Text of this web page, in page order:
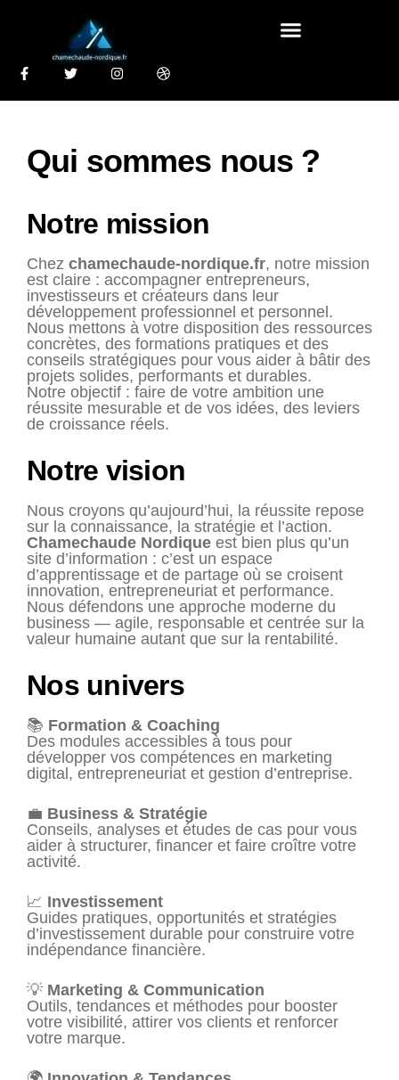
Qui sommes nous ?
Notre mission
Chez chamechaude-nordique.fr, notre mission
est claire : accompagner entrepreneurs,
investisseurs et créateurs dans leur
développement professionnel et personnel.
Nous mettons à votre disposition des ressources
concrètes, des formations pratiques et des
conseils stratégiques pour vous aider à bâtir des
projets solides, performants et durables.
Notre objectif : faire de votre ambition une
réussite mesurable et de vos idées, des leviers
de croissance réels.
Notre vision
Nous croyons qu’aujourd’hui, la réussite repose
sur la connaissance, la stratégie et l’action.
Chamechaude Nordique est bien plus qu’un
site d’information : c’est un espace
d’apprentissage et de partage où se croisent
innovation, entrepreneuriat et performance.
Nous défendons une approche moderne du
business — agile, responsable et centrée sur la
valeur humaine autant que sur la rentabilité.
Nos univers
📚 Formation & Coaching
Des modules accessibles à tous pour
développer vos compétences en marketing
digital, entrepreneuriat et gestion d’entreprise.
💼 Business & Stratégie
Conseils, analyses et études de cas pour vous
aider à structurer, financer et faire croître votre
activité.
📈 Investissement
Guides pratiques, opportunités et stratégies
d’investissement durable pour construire votre
indépendance financière.
💡 Marketing & Communication
Outils, tendances et méthodes pour booster
votre visibilité, attirer vos clients et renforcer
votre marque.